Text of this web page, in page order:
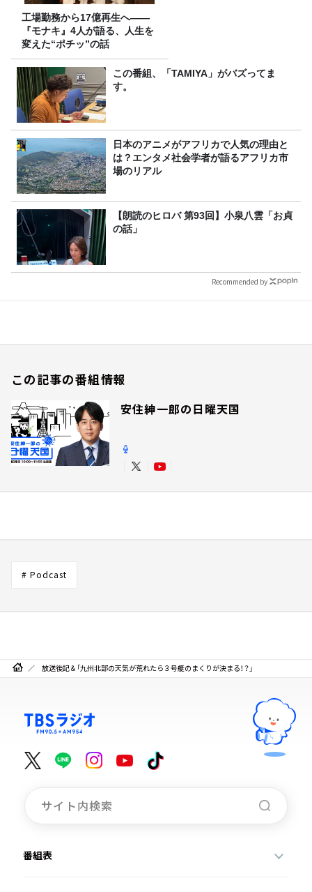
工場勤務から17億再生へ——
『モナキ』4人が語る、人生を
変えた“ポチッ”の話
この番組、「TAMIYA」がバズってま
す。
日本のアニメがアフリカで人気の理由と
は？エンタメ社会学者が語るアフリカ市
場のリアル
【朗読のヒロバ 第93回】小泉八雲「お貞
の話」
Recommended by
この記事の番組情報
安住紳一郎の日曜天国
# Podcast
放送後記＆「九州北部の天気が荒れたら３号艇のまくりが決まる！？」
番組表